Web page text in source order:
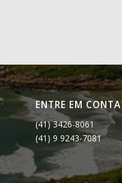
ENTRE EM
(41) 3426-8061
(41) 9 9243-7081